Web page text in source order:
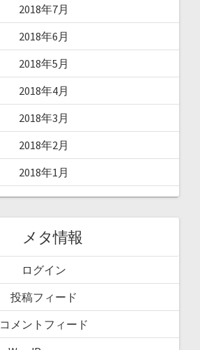
2018年7月
2018年6月
2018年5月
2018年4月
2018年3月
2018年2月
2018年1月
メタ情報
ログイン
投稿フィード
コメントフィード